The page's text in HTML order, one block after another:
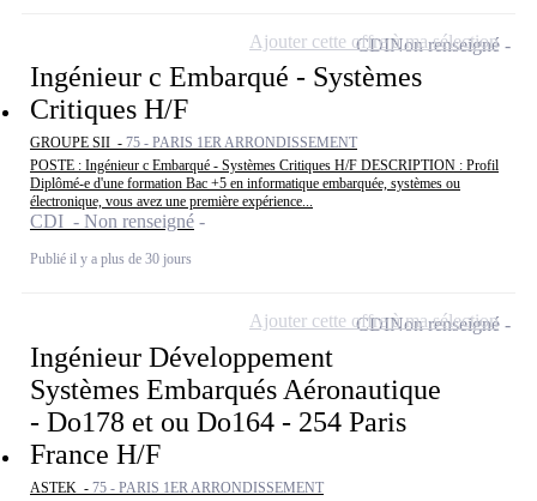
Ingénieur c Embarqué - Systèmes
Critiques H/F
GROUPE SII - 75 - PARIS 1ER ARRONDISSEMENT
POSTE : Ingénieur c Embarqué - Systèmes Critiques H/F DESCRIPTION : Profil
Diplômé-e d'une formation Bac +5 en informatique embarquée, systèmes ou
électronique, vous avez une première expérience...
CDI - Non renseigné
Publié il y a plus de 30 jours
CDINon renseigné
Ajouter cette offre à ma sélection
Ingénieur Développement
Systèmes Embarqués Aéronautique
- Do178 et ou Do164 - 254 Paris
France H/F
ASTEK - 75 - PARIS 1ER ARRONDISSEMENT
CDINon renseigné
Ajouter cette offre à ma sélection